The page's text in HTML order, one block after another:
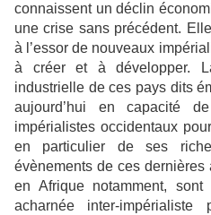
connaissent un déclin
une crise sans précédent.
à l’essor de nouveaux
à créer et à développer.
industrielle de ces pays dits
aujourd’hui en capacité
impérialistes occidentaux
en particulier de ses
évènements de ces
en Afrique notamment, sont
acharnée inter-